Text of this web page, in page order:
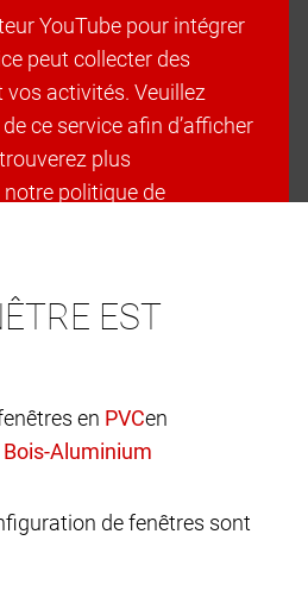
YouTube pour intégrer
peut collecter des
activités. Veuillez
ce service afin d’afficher
plus
politique de
cookies et continuer
EST
en
en
de fenêtres sont